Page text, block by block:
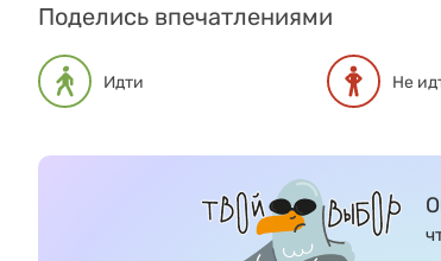
Поделись впечатлениями
Идти Не